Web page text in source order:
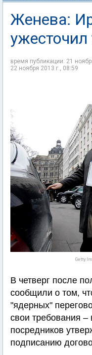
Женева:
ужесточил
время публикации: 21
22 ноября 2013 г., 08:59
Getty
В четверг после
сообщили о том,
"ядерных"
свои требования –
посредников
подписанию